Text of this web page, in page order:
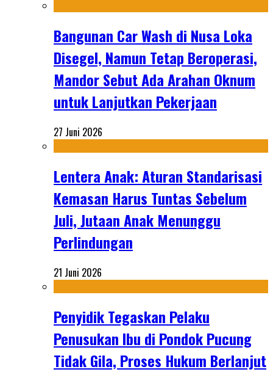
Bangunan Car Wash di Nusa Loka
Disegel, Namun Tetap Beroperasi,
Mandor Sebut Ada Arahan Oknum
untuk Lanjutkan Pekerjaan
27 Juni 2026
Lentera Anak: Aturan Standarisasi
Kemasan Harus Tuntas Sebelum
Juli, Jutaan Anak Menunggu
Perlindungan
21 Juni 2026
Penyidik Tegaskan Pelaku
Penusukan Ibu di Pondok Pucung
Tidak Gila, Proses Hukum Berlanjut